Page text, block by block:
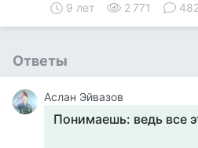
9 лет 2 771 482
Ответы
Аслан Эйвазов
Понимаешь: ведь все